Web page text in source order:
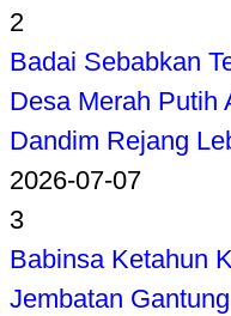
2
Badai Sebabkan
Desa Merah Putih
Dandim Rejang
2026-07-07
3
Babinsa Ketahun
Jembatan